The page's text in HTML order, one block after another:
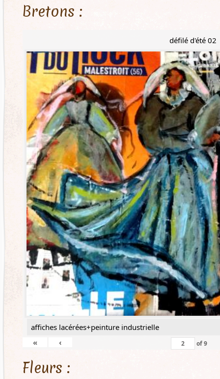
Bretons :
défilé d'été 02
affiches lacérées+peinture industrielle
«
‹ of9
Fleurs :